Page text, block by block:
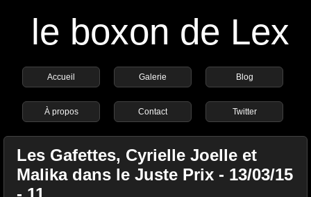
le boxon de Lex
Accueil Galerie Blog
À propos Contact Twitter
Les Gafettes, Cyrielle Joelle et
Malika dans le Juste Prix - 13/03/15